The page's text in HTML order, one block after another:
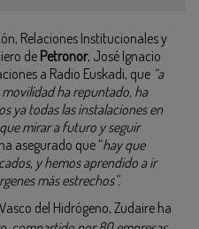
Relaciones Institucionales y
de Petronor, José Ignacio
a Radio Euskadi, que “a
ha repuntado, ha
ya todas las instalaciones en
mirar a futuro y seguir
asegurado que “hay que
y hemos aprendido a ir
más estrechos”.
del Hidrógeno, Zudaire ha